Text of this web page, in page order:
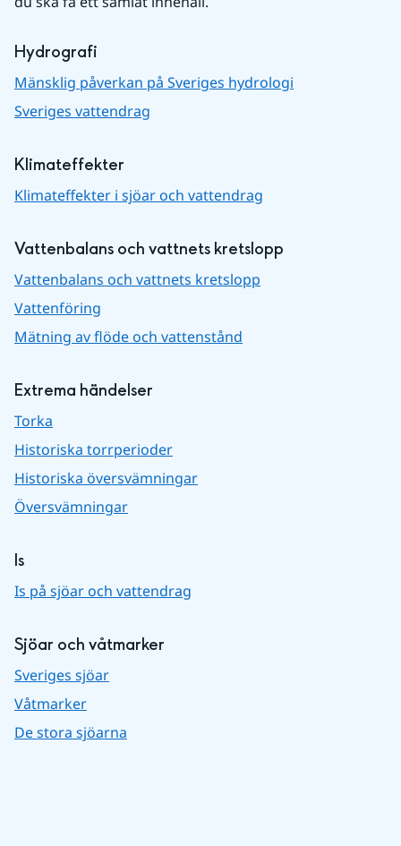
Hydrografi
Mänsklig påverkan på Sveriges hydrologi
Sveriges vattendrag
Klimateffekter
Klimateffekter i sjöar och vattendrag
Vattenbalans och vattnets kretslopp
Vattenbalans och vattnets kretslopp
Vattenföring
Mätning av flöde och vattenstånd
Extrema händelser
Torka
Historiska torrperioder
Historiska översvämningar
Översvämningar
Is
Is på sjöar och vattendrag
Sjöar och våtmarker
Sveriges sjöar
Våtmarker
De stora sjöarna